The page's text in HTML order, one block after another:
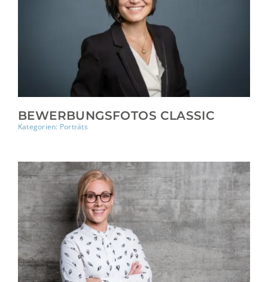
BEWERBUNGSFOTOS CLASSIC
Kategorien: Porträts